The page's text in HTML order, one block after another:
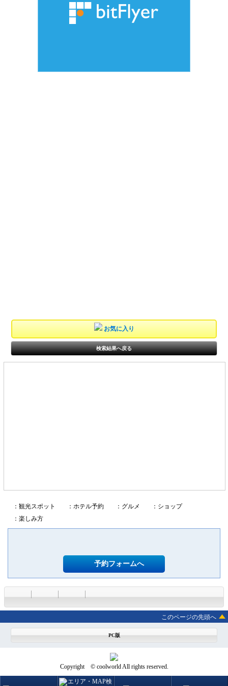
お気に入り
検索結果へ戻る
：観光スポット ：ホテル予約 ：グルメ
：ショップ
：楽しみ方
予約フォームへ
このページの先頭へ
PC版
Copyright © coolworld All rights reserved.